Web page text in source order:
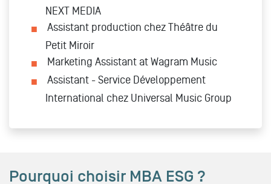
NEXT MEDIA
Assistant production chez Théâtre du
Petit Miroir
Marketing Assistant at Wagram Music
Assistant - Service Développement
International chez Universal Music Group
Pourquoi choisir MBA ESG ?